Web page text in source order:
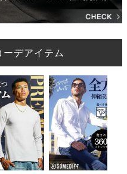
デアイテム